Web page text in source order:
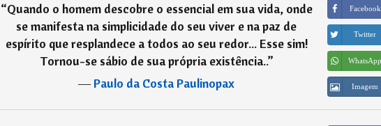
“Quando o homem descobre o essencial em sua vida, onde
se manifesta na simplicidade do seu viver e na paz de
espírito que resplandece a todos ao seu redor... Esse sim!
Tornou-se sábio de sua própria existência..”
―Paulo da Costa Paulinopax
Facebook
Twitter
WhatsApp
Imagem